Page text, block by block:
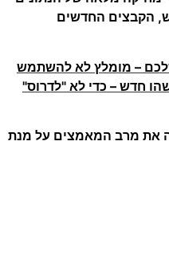
הקבצים החדשים
– מומלץ לא להשתמש
חדש – כדי לא "לדרוס"
את מרב המאמצים על מנת